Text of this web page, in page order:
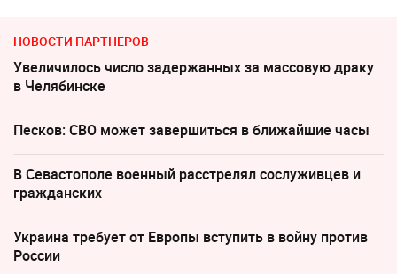
НОВОСТИ ПАРТНЕРОВ
Увеличилось число задержанных за массовую драку
в Челябинске
Песков: СВО может завершиться в ближайшие часы
В Севастополе военный расстрелял сослуживцев и
гражданских
Украина требует от Европы вступить в войну против
России